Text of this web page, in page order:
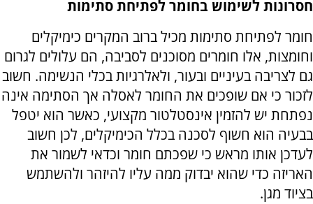
חסרונות לשימוש בחומר לפתיחת סתימות
חומר לפתיחת סתימות מכיל ברוב המקרים כימיקלים
וחומצות, אלו חומרים מסוכנים לסביבה, הם עלולים לגרום
גם לצריבה בעיניים ובעור, ולאלרגיות בכלי הנשימה. חשוב
לזכור כי אם שופכים את החומר לאסלה אך הסתימה אינה
נפתחת יש להזמין אינסטלטור מקצועי, כאשר הוא יטפל
בבעיה הוא חשוף לסכנה בכלל הכימיקלים, לכן חשוב
לעדכן אותו מראש כי שפכתם חומר וכדאי לשמור את
האריזה כדי שהוא יבדוק ממה עליו להיזהר ולהשתמש
בציוד מגן.